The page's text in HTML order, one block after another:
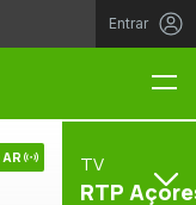
Entrar
AR TV
RTP